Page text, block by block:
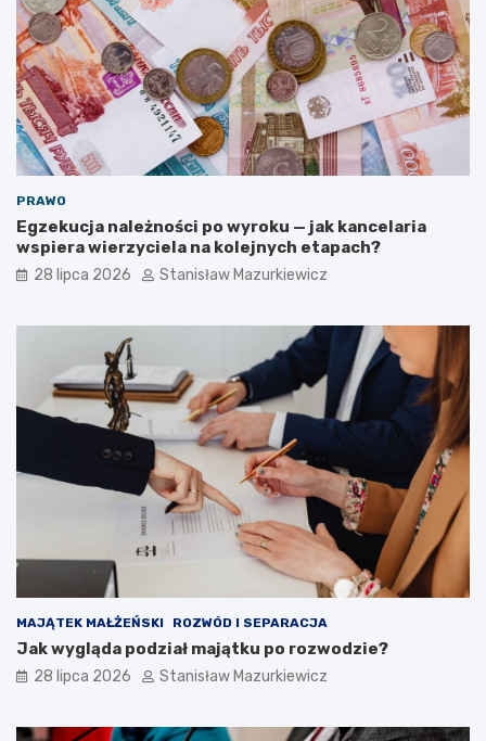
PRAWO
Egzekucja należności po wyroku — jak kancelaria
wspiera wierzyciela na kolejnych etapach?
28 lipca 2026 Stanisław Mazurkiewicz
MAJĄTEK MAŁŻEŃSKI ROZWÓD I SEPARACJA
Jak wygląda podział majątku po rozwodzie?
28 lipca 2026 Stanisław Mazurkiewicz